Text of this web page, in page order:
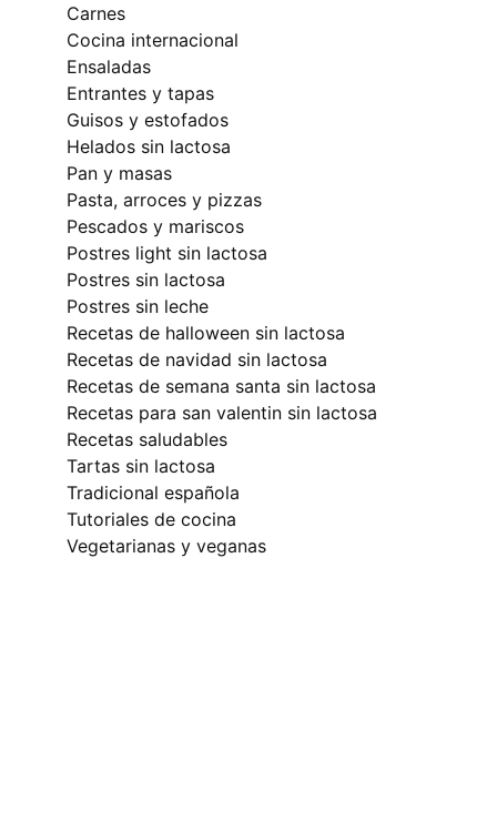
carnes
cocina internacional
ensaladas
entrantes y tapas
guisos y estofados
helados sin lactosa
pan y masas
pasta, arroces y pizzas
pescados y mariscos
postres light sin lactosa
postres sin lactosa
postres sin leche
recetas de halloween sin lactosa
recetas de navidad sin lactosa
recetas de semana santa sin lactosa
recetas para san valentin sin lactosa
recetas saludables
tartas sin lactosa
tradicional española
tutoriales de cocina
vegetarianas y veganas